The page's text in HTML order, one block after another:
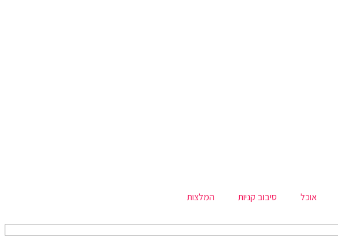
אוכל סיבוב קניות המלצות